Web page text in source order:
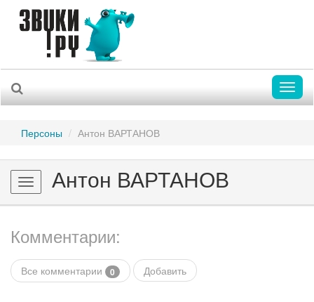
Персоны Антон ВАРТАНОВ
Toggle
navigation
Антон ВАРТАНОВ
Комментарии:
Все комментарии 0 Добавить